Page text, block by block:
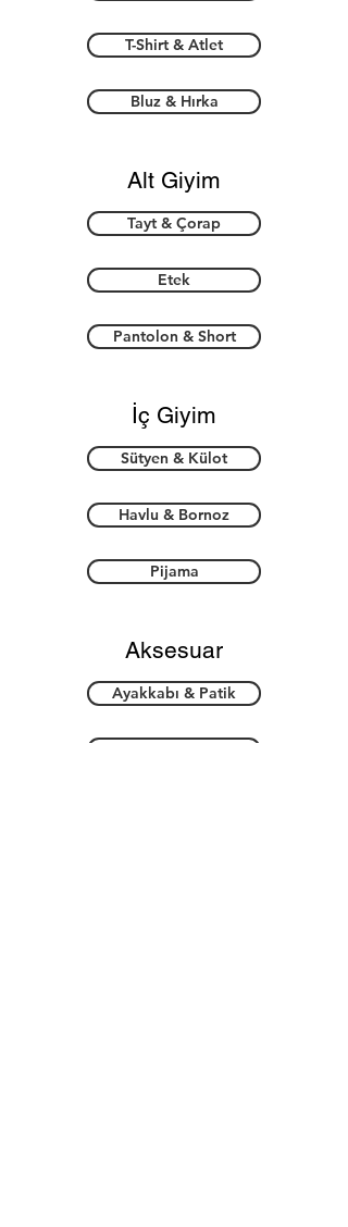
T-Shirt & Atlet
Bluz & Hırka
Alt Giyim
Tayt & Çorap
Etek
Pantolon & Short
İç Giyim
Sütyen & Külot
Havlu & Bornoz
Pijama
Aksesuar
Ayakkabı & Patik